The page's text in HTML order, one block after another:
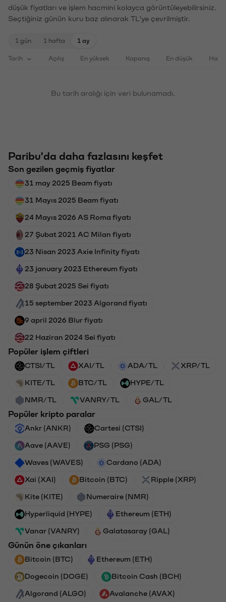
düşük fiyatları ve işlem hacmini kolayca görüntüleyebilirsiniz.
Seçtiğiniz günün kuru baz alınarak TL'ye çevrilmiştir.
1 gün 1 hafta 1 ay
Tarih Açılış En yüksek Kapanış En düşük
Bu tarih aralığı için veri bulunamadı.
Paribu'da daha fazlasını keşfet
Son gezilen geçmiş fiyatlar
31 may 2025 Beam fiyatı
31 Mayıs 2025 Beam fiyatı
24 Mayıs 2026 AS Roma fiyatı
27 Şubat 2021 AC Milan fiyatı
23 Nisan 2023 Axie Infinity fiyatı
23 january 2023 Ethereum fiyatı
28 Şubat 2025 Sei fiyatı
15 september 2023 Algorand fiyatı
9 april 2026 Blur fiyatı
22 Haziran 2024 Sei fiyatı
Popüler işlem çiftleri
CTSI/TL XAI/TL ADA/TL XRP/TL
KITE/TL BTC/TL HYPE/TL
NMR/TL VANRY/TL GAL/TL
Popüler kripto paralar
Ankr (ANKR) Cartesi (CTSI)
Aave (AAVE) PSG (PSG)
Waves (WAVES) Cardano (ADA)
Xai (XAI) Bitcoin (BTC) Ripple (XRP)
Kite (KITE) Numeraire (NMR)
Hyperliquid (HYPE) Ethereum (ETH)
Vanar (VANRY) Galatasaray (GAL)
Günün öne çıkanları
Bitcoin (BTC) Ethereum (ETH)
Dogecoin (DOGE) Bitcoin Cash (BCH)
Algorand (ALGO) Avalanche (AVAX)